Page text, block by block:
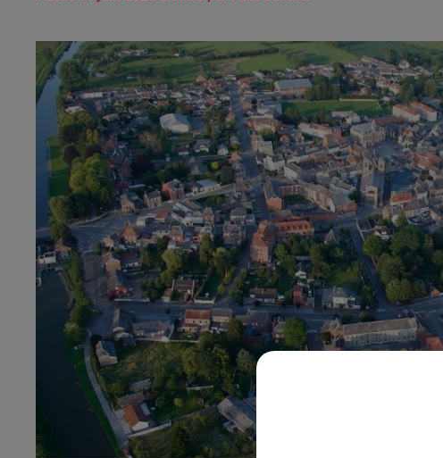
20h00 - 22h00
Les hits de Canal FM